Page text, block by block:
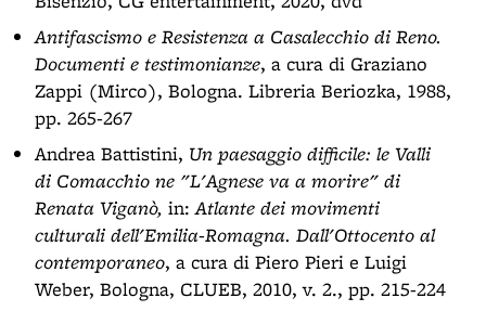
Antifascismo e Resistenza a Casalecchio di Reno.
Documenti e testimonianze, a cura di Graziano
Zappi (Mirco), Bologna. Libreria Beriozka, 1988,
pp. 265-267
Andrea Battistini, Un paesaggio difficile: le Valli
di Comacchio ne "L'Agnese va a morire" di
Renata Viganò, in:Atlante dei movimenti
culturali dell'Emilia-Romagna. Dall'Ottocento al
contemporaneo, a cura di Piero Pieri e Luigi
Weber, Bologna, CLUEB, 2010, v. 2., pp. 215-224